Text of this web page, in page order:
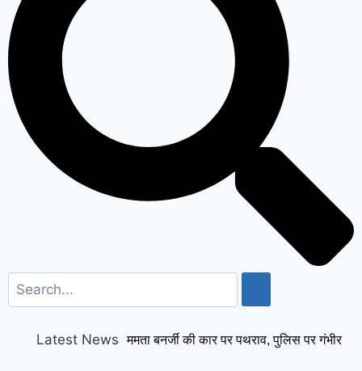
Latest News ममता बनर्जी की कार पर पथराव, पुलिस पर गंभीर